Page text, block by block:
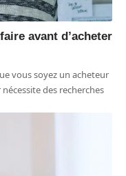
avant d’acheter
vous soyez un acheteur
des recherches